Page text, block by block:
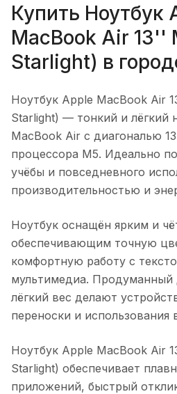
Купить Ноутбук
MacBook Air 13''
Starlight) в
Ноутбук Apple MacBook Air
Starlight) — тонкий и лёгкий
MacBook Air с диагональю
процессора M5. Идеально
учёбы и повседневного
производительностью и
Ноутбук оснащён ярким и
обеспечивающим точную
комфортную работу с
мультимедиа. Продуманный
лёгкий вес делают
переноски и использования
Ноутбук Apple MacBook Air
Starlight) обеспечивает
приложений, быстрый